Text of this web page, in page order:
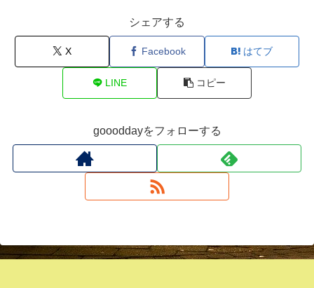
シェアする
X Facebook はてブ
LINE コピー
goooddayをフォローする